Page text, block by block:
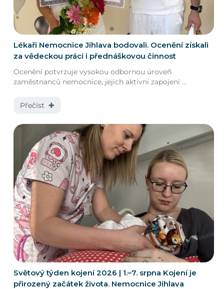
Lékaři Nemocnice Jihlava bodovali. Ocenění získali
za vědeckou práci i přednáškovou činnost
Ocenění potvrzuje vysokou odbornou úroveň
zaměstnanců nemocnice, jejich aktivní zapojení ...
Přečíst ✚
Světový týden kojení 2026 | 1.–7. srpna Kojení je
přirozený začátek života. Nemocnice Jihlava